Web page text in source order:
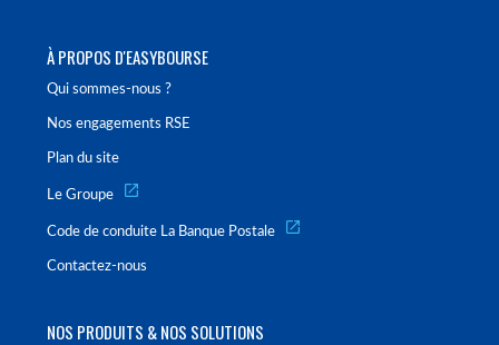
À PROPOS D'EASYBOURSE
Qui sommes-nous ?
Nos engagements RSE
Plan du site
Le Groupe
Code de conduite La Banque Postale
Contactez-nous
NOS PRODUITS & NOS SOLUTIONS